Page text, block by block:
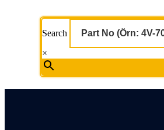
Search
×